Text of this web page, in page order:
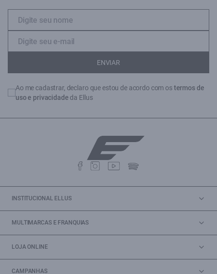
ENVIAR
Ao me cadastrar, declaro que estou de acordo com ostermos de
uso e privacidade da Ellus
INSTITUCIONAL ELLUS
MULTIMARCAS E FRANQUIAS
LOJA ONLINE
CAMPANHAS